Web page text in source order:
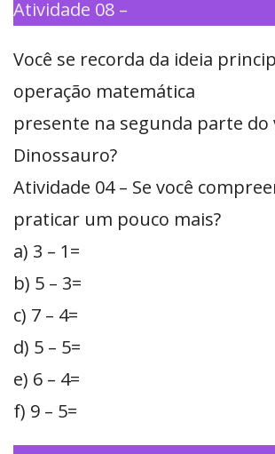
Atividade 08 –
Você se recorda da ideia
operação matemática
presente na segunda parte do
Dinossauro?
Atividade 04 – Se você
praticar um pouco mais?
a) 3 – 1=
b) 5 – 3=
c) 7 – 4=
d) 5 – 5=
e) 6 – 4=
f) 9 – 5=